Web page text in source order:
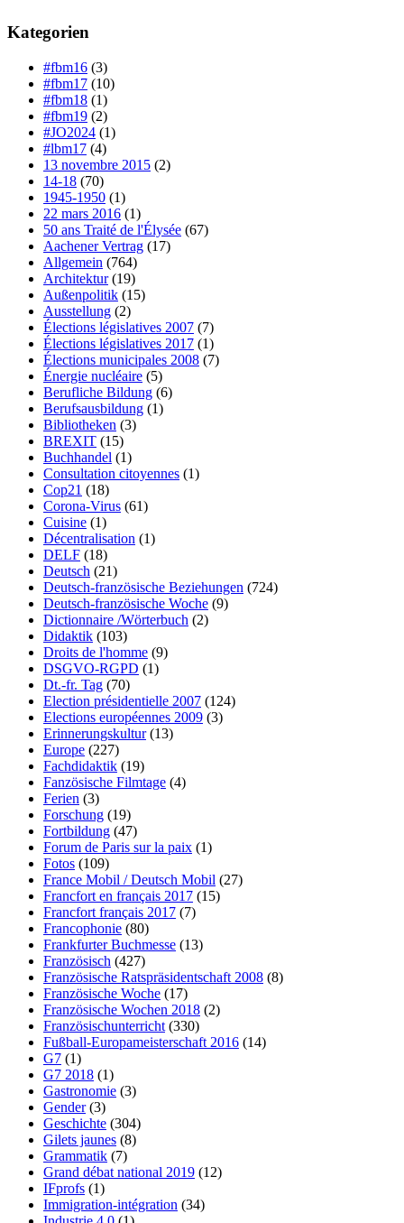
Kategorien
#fbm16 (3)
#fbm17 (10)
#fbm18 (1)
#fbm19 (2)
#JO2024 (1)
#lbm17 (4)
13 novembre 2015 (2)
14-18 (70)
1945-1950 (1)
22 mars 2016 (1)
50 ans Traité de l'Élysée (67)
Aachener Vertrag (17)
Allgemein (764)
Architektur(19)
Außenpolitik (15)
Ausstellung (2)
Élections législatives 2007 (7)
Élections législatives 2017 (1)
Élections municipales 2008 (7)
Énergie nucléaire (5)
Berufliche Bildung (6)
Berufsausbildung (1)
Bibliotheken (3)
BREXIT (15)
Buchhandel (1)
Consultation citoyennes (1)
Cop21 (18)
Corona-Virus (61)
Cuisine (1)
Décentralisation (1)
DELF (18)
Deutsch (21)
Deutsch-französische Beziehungen (724)
Deutsch-französische Woche (9)
Dictionnaire /Wörterbuch (2)
Didaktik (103)
Droits de l'homme (9)
DSGVO-RGPD (1)
Dt.-fr. Tag (70)
Election présidentielle 2007 (124)
Elections européennes 2009 (3)
Erinnerungskultur(13)
Europe (227)
Fachdidaktik (19)
Fanzösische Filmtage (4)
Ferien (3)
Forschung (19)
Fortbildung (47)
Forum de Paris sur la paix (1)
Fotos (109)
France Mobil / Deutsch Mobil (27)
Francfort en français 2017 (15)
Francfort français 2017 (7)
Francophonie (80)
Frankfurter Buchmesse (13)
Französisch (427)
Französische Ratspräsidentschaft 2008 (8)
Französische Woche (17)
Französische Wochen 2018 (2)
Französischunterricht (330)
Fußball-Europameisterschaft 2016 (14)
G7 (1)
G7 2018 (1)
Gastronomie (3)
Gender(3)
Geschichte (304)
Gilets jaunes (8)
Grammatik (7)
Grand débat national 2019 (12)
IFprofs (1)
Immigration-intégration (34)